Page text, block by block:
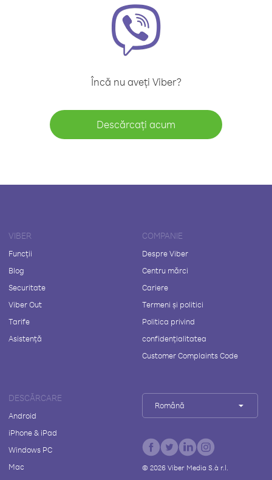
Încă nu aveți Viber?
Descărcați acum
VIBER
Funcții
Blog
Securitate
Viber Out
Tarife
Asistență
COMPANIE
Despre Viber
Centru mărci
Cariere
Termeni și politici
Politica privind
confidențialitatea
Customer Complaints Code
DESCĂRCARE
Android
iPhone & iPad
Windows PC
Mac
Română
© 2026Viber Media S.à r.l.